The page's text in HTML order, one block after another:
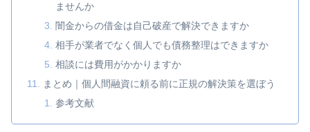
ませんか
闇金からの借金は自己破産で解決できますか
相手が業者でなく個人でも債務整理はできますか
相談には費用がかかりますか
まとめ｜個人間融資に頼る前に正規の解決策を選ぼう
参考文献